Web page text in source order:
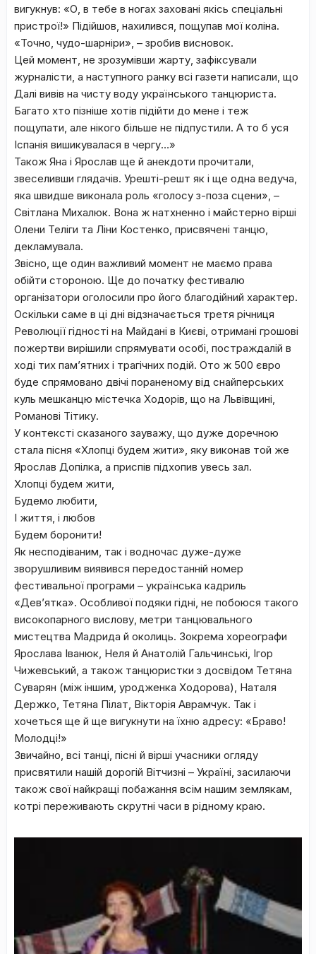
вигукнув: «О, в тебе в ногах заховані якісь спеціальні
пристрої!» Підійшов, нахилився, пощупав мої коліна.
«Точно, чудо-шарніри», – зробив висновок.
Цей момент, не зрозумівши жарту, зафіксували
журналісти, а наступного ранку всі газети написали, що
Далі вивів на чисту воду українського танцюриста.
Багато хто пізніше хотів підійти до мене і теж
пощупати, але нікого більше не підпустили. А то б уся
Іспанія вишикувалася в чергу…»
Також Яна і Ярослав ще й анекдоти прочитали,
звеселивши глядачів. Урешті-решт як і ще одна ведуча,
яка швидше виконала роль «голосу з-поза сцени», –
Світлана Михалюк. Вона ж натхненно і майстерно вірші
Олени Теліги та Ліни Костенко, присвячені танцю,
декламувала.
Звісно, ще один важливий момент не маємо права
обійти стороною. Ще до початку фестивалю
організатори оголосили про його благодійний характер.
Оскільки саме в ці дні відзначається третя річниця
Революції гідності на Майдані в Києві, отримані грошові
пожертви вирішили спрямувати особі, постраждалій в
ході тих пам’ятних і трагічних подій. Ото ж 500 євро
буде спрямовано двічі пораненому від снайперських
куль мешканцю містечка Ходорів, що на Львівщині,
Романові Тітику.
У контексті сказаного зауважу, що дуже доречною
стала пісня «Хлопці будем жити», яку виконав той же
Ярослав Допілка, а приспів підхопив увесь зал.
Хлопці будем жити,
Будемо любити,
І життя, і любов
Будем боронити!
Як несподіваним, так і водночас дуже-дуже
зворушливим виявився передостанній номер
фестивальної програми – українська кадриль
«Дев’ятка». Особливої подяки гідні, не побоюся такого
високопарного вислову, метри танцювального
мистецтва Мадрида й околиць. Зокрема хореографи
Ярослава Іванюк, Неля й Анатолій Гальчинські, Ігор
Чижевський, а також танцюристки з досвідом Тетяна
Суварян (між іншим, уродженка Ходорова), Наталя
Держко, Тетяна Пілат, Вікторія Аврамчук. Так і
хочеться ще й ще вигукнути на їхню адресу: «Браво!
Молодці!»
Звичайно, всі танці, пісні й вірші учасники огляду
присвятили нашій дорогій Вітчизні – Україні, засилаючи
також свої найкращі побажання всім нашим землякам,
котрі переживають скрутні часи в рідному краю.